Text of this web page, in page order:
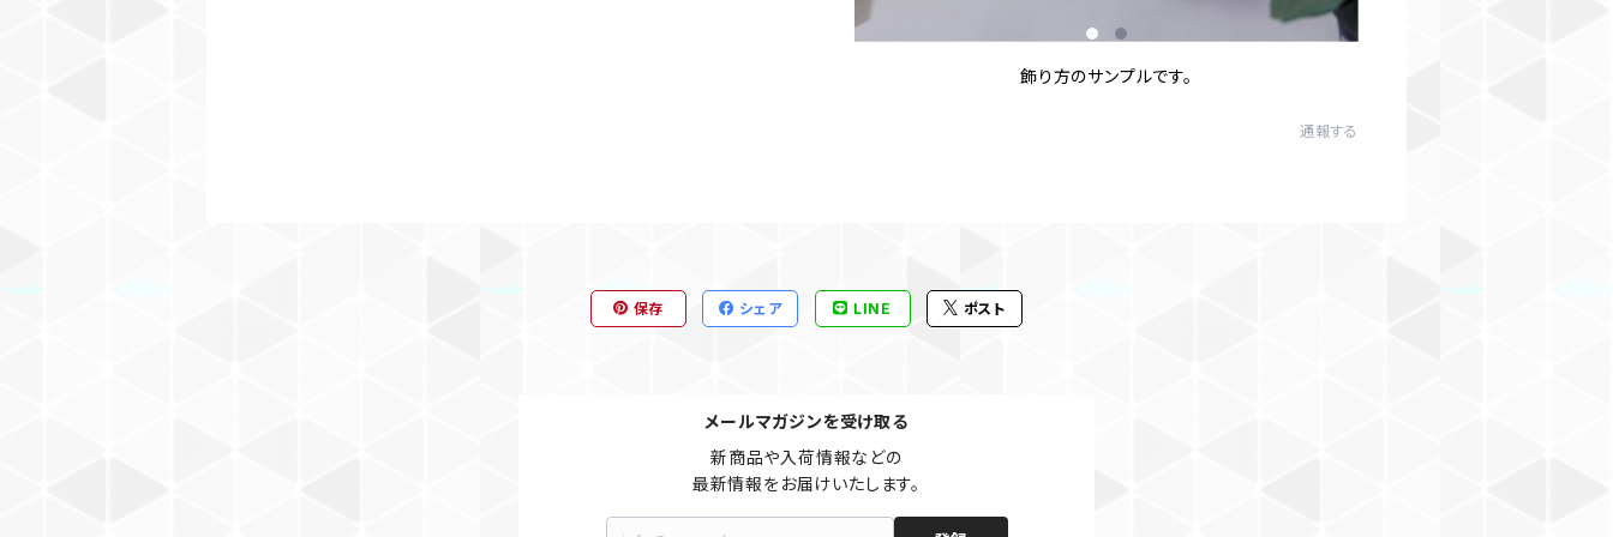
飾り方のサンプルです。
通報する
保存 シェア LINE ポスト
メールマガジンを受け取る
新商品や入荷情報などの
最新情報をお届けいたします。